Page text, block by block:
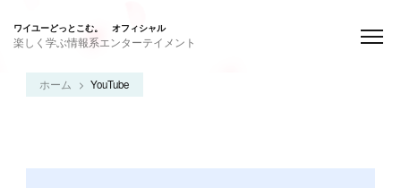
ワイユーどっとこむ。 オフィシャル
楽しく学ぶ情報系エンターテイメント
ホーム YouTube